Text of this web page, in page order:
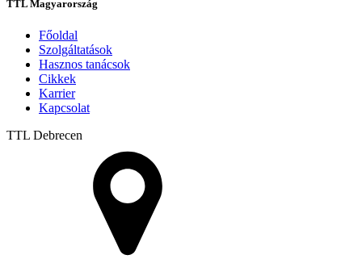
TTL Magyarország
Főoldal
Szolgáltatások
Hasznos tanácsok
Cikkek
Karrier
Kapcsolat
TTL Debrecen